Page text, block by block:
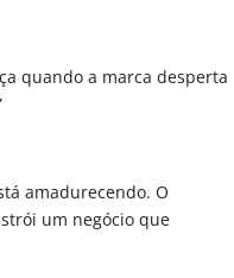
quando a marca desperta
amadurecendo. O
um negócio que